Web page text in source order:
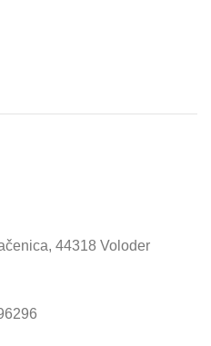
44318 Voloder